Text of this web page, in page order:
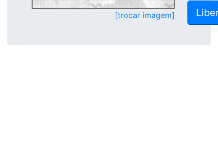
[trocar imagem]